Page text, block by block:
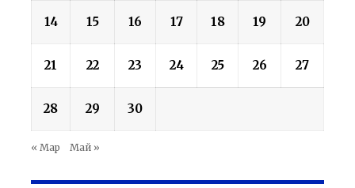
14 15 16 17 18 19 20
21 22 23 24 25 26 27
28 29 30
« Мар Май »